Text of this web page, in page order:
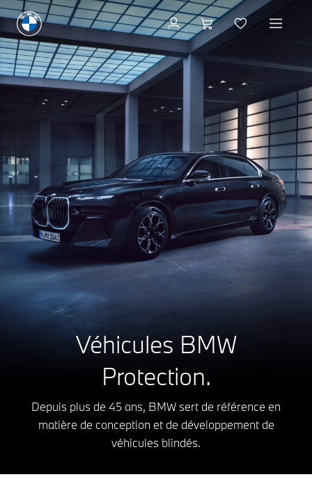
Véhicules BMW
Protection.
Depuis plus de 45 ans, BMW sert de référence en
matière de conception et de développement de
véhicules blindés.